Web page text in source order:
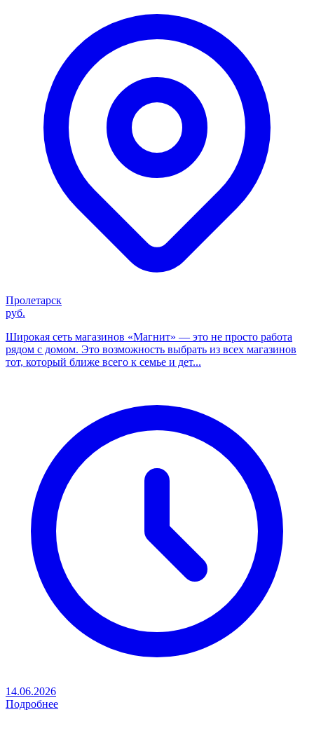
Пролетарск
руб.
Широкая сеть магазинов «Магнит» — это не просто работа
рядом с домом. Это возможность выбрать из всех магазинов
тот, который ближе всего к семье и дет...
14.06.2026
Подробнее